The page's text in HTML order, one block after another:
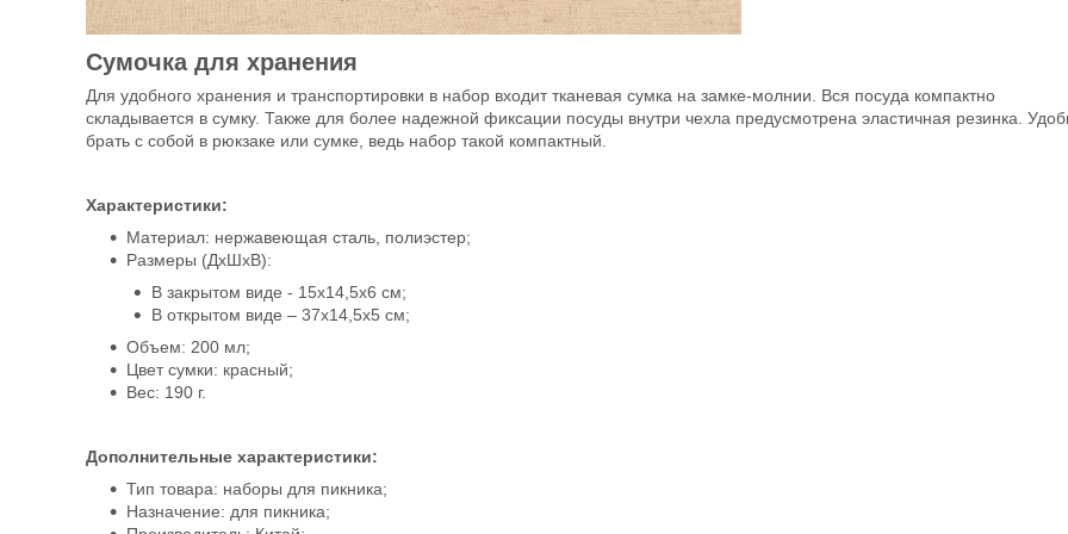
Сумочка для хранения
Для удобного хранения и транспортировки в набор входит тканевая сумка на замке-молнии. Вся посуда компактно
складывается в сумку. Также для более надежной фиксации посуды внутри чехла предусмотрена эластичная резинка.
брать с собой в рюкзаке или сумке, ведь набор такой компактный.
Характеристики:
Материал: нержавеющая сталь, полиэстер;
Размеры (ДхШхВ):
В закрытом виде - 15х14,5х6 см;
В открытом виде – 37х14,5х5 см;
Объем: 200 мл;
Цвет сумки: красный;
Вес: 190 г.
Дополнительные характеристики:
Тип товара: наборы для пикника;
Назначение: для пикника;